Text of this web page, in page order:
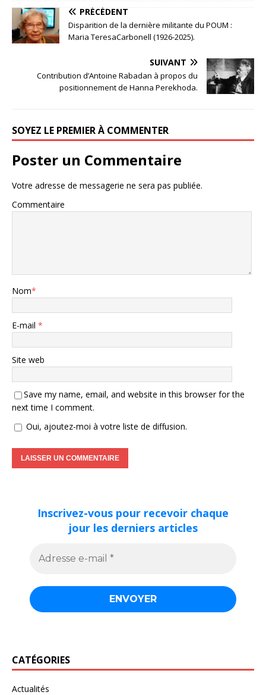
PRÉCÉDENT
Disparition de la dernière militante du POUM :
Maria TeresaCarbonell (1926-2025).
SUIVANT
Contribution d’Antoine Rabadan à propos du
positionnement de Hanna Perekhoda.
SOYEZ LE PREMIER À COMMENTER
Poster un Commentaire
Votre adresse de messagerie ne sera pas publiée.
Commentaire
Nom*
E-mail *
Site web
Save my name, email, and website in this browser for the
next time I comment.
Oui, ajoutez-moi à votre liste de diffusion.
Inscrivez-vous pour recevoir chaque
jour les derniers articles
CATÉGORIES
Actualités